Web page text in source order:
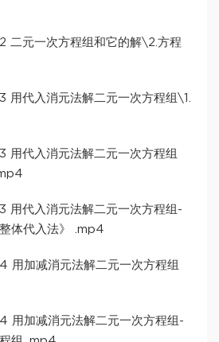
二元一次方程组和它的解\2.方程
用代入消元法解二元一次方程组\1.
用代入消元法解二元一次方程组
用代入消元法解二元一次方程组-
体代入法》 .mp4
用加减消元法解二元一次方程组
用加减消元法解二元一次方程组-